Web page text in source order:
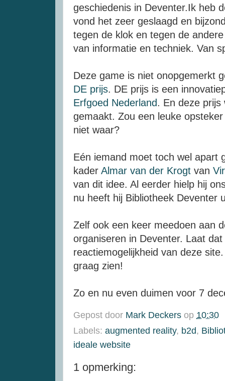
geschiedenis in Deventer.Ik heb
vond het zeer geslaagd en
tegen de klok en tegen de
van informatie en techniek. Van
Deze game is niet onopgemerkt
DE prijs. DE prijs is een
Erfgoed Nederland. En deze prijs
gemaakt. Zou een leuke
niet waar?
Eén iemand moet toch wel apart
kader Almar van der Krogt van
van dit idee. Al eerder hielp hij
nu heeft hij Bibliotheek Deventer
Zelf ook een keer meedoen aan
organiseren in Deventer. Laat
reactiemogelijkheid van deze
graag zien!
Zo en nu even duimen voor 7
Gepost door Mark Deckers op 10:30
Labels: augmented reality, b2d,
ideale website
1 opmerking: